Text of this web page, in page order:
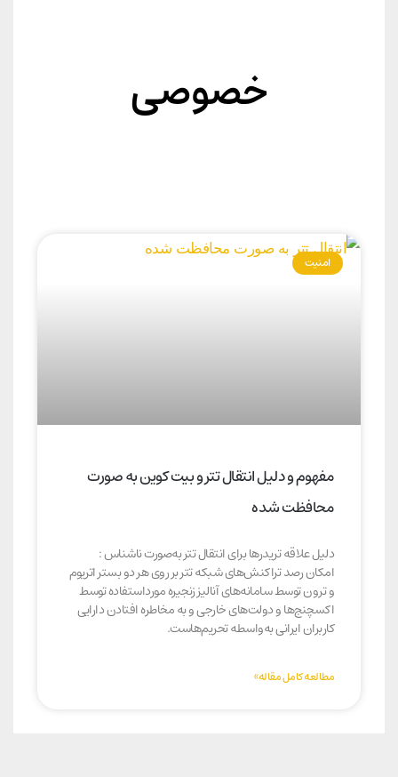
خصوصی
امنیت
مفهوم و دلیل انتقال تتر و بیت کوین به صورت
محافظت شده
دلیل علاقه تریدرها برای انتقال تتر به‌صورت ناشناس :
امکان رصد تراکنش‌های شبکه تتر بر روی هر دو بستر اتریوم
و ترون توسط سامانه‌های آنالیز زنجیره مورداستفاده توسط
اکسچنج‌ها و دولت‌های خارجی و به مخاطره افتادن دارایی
کاربران ایرانی به‌واسطه تحریم‌هاست.
مطالعه کامل مقاله»